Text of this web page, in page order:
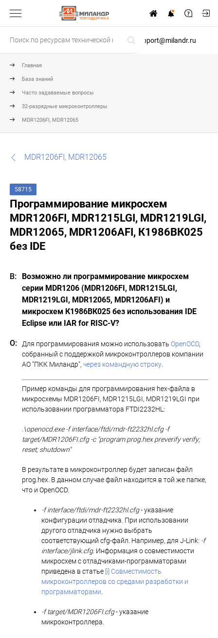
ТЕХПОДДЕРЖКА
support@milandr.ru
Главная
База знаний
Часто задаваемые вопросы
32-разрядные микроконтроллеры
MDR1206FI, MDR12065
MDR1206FI, MDR12065
58715
Программирование микросхем
MDR1206FI, MDR1215LGI, MDR1219LGI,
MDR12065, MDR1206AFI, К1986ВК025
без IDE
Возможно ли программирование микросхем
серии MDR1206 (MDR1206FI, MDR1215LGI,
MDR1219LGI, MDR12065, MDR1206AFI) и
микросхем К1986ВК025 без использования IDE
Eclipse или IAR for RISC-V?
Для программирования можно использовать OpenOCD,
собранный с поддержкой микроконтроллеров компании
АО "ПКК Миландр", через командную строку
Пример команды для программирования hex-файла в
микросхемы MDR1206FI, MDR1215LGI, MDR1219LGI при
использовании программатора FTDI2232HL:
.\openocd.exe -f interface/ftdi/mdr-ft2232hl.cfg -f
target/MDR1206FI.cfg -c "program prog.hex preverify verify;
reset; shutdown"
В результате в микроконтроллер будет записан файл
prog.hex. В данном случае файл находится в той же папке,
что и OpenOCD.
-f interface/ftdi/mdr-ft2232hl.cfg- указание
конфигурации отладчика. При использовании
другого отладчика нужно выбрать
соответствующий cfg-файл. Например, для J-Link: -f
interface/jlink.cfg. Информация о совместимости
микросхем с отладчиками-программаторами
приведена в статье [i] Совместимость
микроконтроллеров со средами разработки и
программаторами
-f target/MDR1206FI.cfg- указание
микроконтроллера.